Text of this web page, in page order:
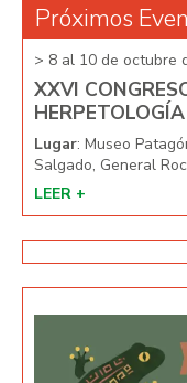
Próximos
> 8 al 10 de octubre
XXVI
HERPETOLOGÍA
Lugar: Museo
Salgado, General
LEER +